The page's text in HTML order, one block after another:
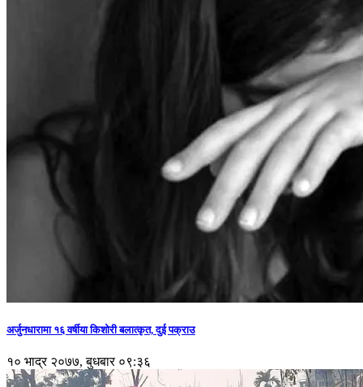
अर्जुनधारामा १६ वर्षीया किशोरी बलात्कृत, दुई पक्राउ
१० भाद्र २०७७, बुधबार ०९:३६